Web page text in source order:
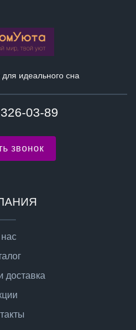
идеального сна
03-89
звонок
доставка